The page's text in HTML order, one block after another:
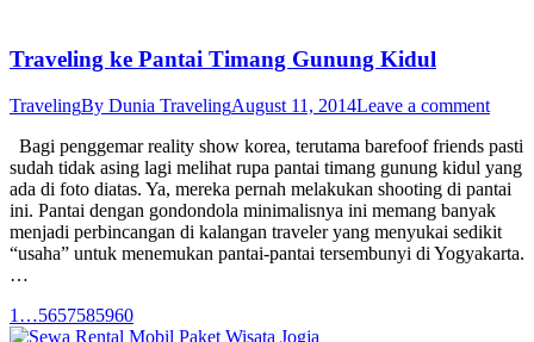
Traveling ke Pantai Timang Gunung Kidul
TravelingBy Dunia TravelingAugust 11, 2014Leave a comment
Bagi penggemar reality show korea, terutama barefoof friends pasti
sudah tidak asing lagi melihat rupa pantai timang gunung kidul yang
ada di foto diatas. Ya, mereka pernah melakukan shooting di pantai
ini. Pantai dengan gondondola minimalisnya ini memang banyak
menjadi perbincangan di kalangan traveler yang menyukai sedikit
“usaha” untuk menemukan pantai-pantai tersembunyi di Yogyakarta.
…
1 …5657585960